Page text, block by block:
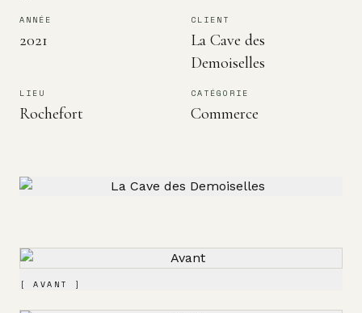
ANNÉE
2021
CLIENT
La Cave des
Demoiselles
LIEU
Rochefort
CATÉGORIE
Commerce
[ AVANT ]